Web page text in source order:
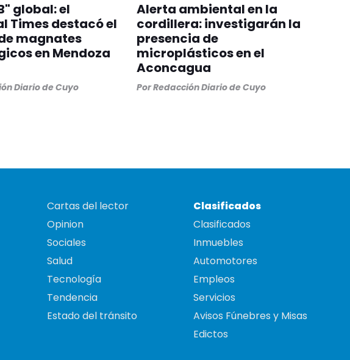
global: el
Times destacó el
magnates
en Mendoza
Diario de Cuyo
Alerta ambiental en la
cordillera: investigarán la
presencia de
microplásticos en el
Aconcagua
PorRedacción Diario de Cuyo
Cartas del lector
Opinion
Sociales
Salud
Tecnología
Tendencia
Estado del tránsito
Clasificados
Clasificados
Inmuebles
Automotores
Empleos
Servicios
Avisos Fúnebres y Misas
Edictos